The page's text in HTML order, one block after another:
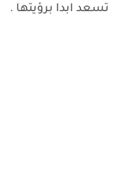
تسعد ابدا برؤيتها .